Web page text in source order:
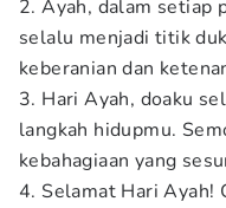
2. Ayah, dalam setiap
selalu menjadi titik
keberanian dan
3. Hari Ayah, doaku
langkah hidupmu.
kebahagiaan yang
4. Selamat Hari Ayah!